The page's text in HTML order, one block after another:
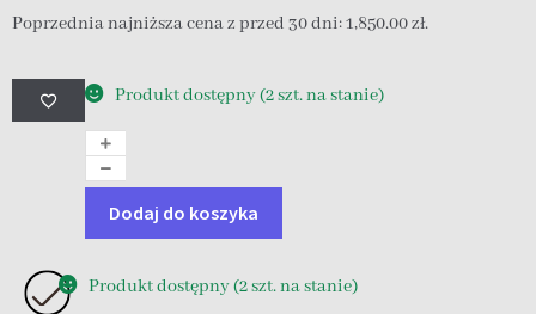
Poprzednia najniższa cena z przed 30 dni:1,850.00zł.
Produkt dostępny (2 szt. na stanie)
Dodaj do koszyka
Produkt dostępny (2 szt. na stanie)